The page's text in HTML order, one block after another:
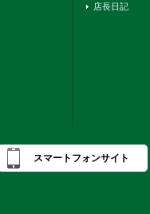
店長日記
スマートフォンサイト